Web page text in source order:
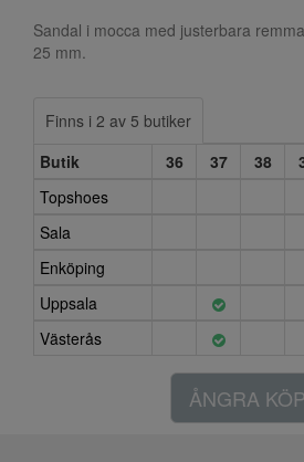
Sandal i mocca med justerbara
25 mm.
Finns i 2 av 5 butiker
Butik
36 37 38
Topshoes
Sala
Enköping
Uppsala
Västerås
ÅNGRA KÖP